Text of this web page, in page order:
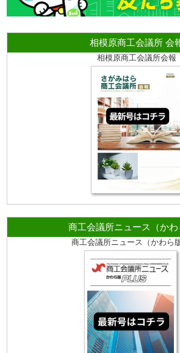
相模原商工会議所 会
相模原商工会議所会報
商工会議所ニュース（かわ
商工会議所ニュース（かわら版